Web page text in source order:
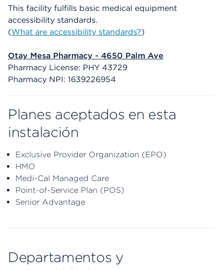
This facility fulfills basic medical equipment
accessibility standards.
(What are accessibility standards?)
Otay Mesa Pharmacy - 4650 Palm Ave
Pharmacy License: PHY 43729
Pharmacy NPI: 1639226954
Planes aceptados en esta
instalación
Exclusive Provider Organization (EPO)
HMO
Medi-Cal Managed Care
Point-of-Service Plan (POS)
Senior Advantage
Departamentos y